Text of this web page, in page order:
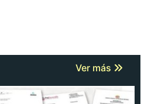
Ver más